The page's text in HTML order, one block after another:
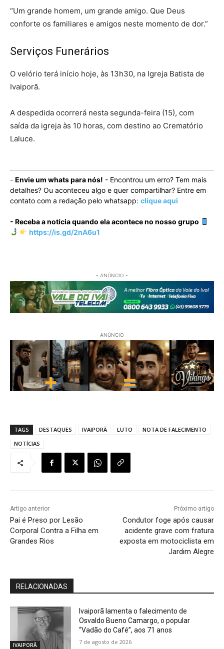
“Um grande homem, um grande amigo. Que Deus
conforte os familiares e amigos neste momento de dor.”
Serviços Funerários
O velório terá início hoje, às 13h30, na Igreja Batista de
Ivaiporã.
A despedida ocorrerá nesta segunda-feira (15), com
saída da igreja às 10 horas, com destino ao Crematório
Laluce.
- Envie um whats para nós! - Encontrou um erro? Tem mais
detalhes? Ou aconteceu algo e quer compartilhar? Entre em
contato com a redação pelo whatsapp: clique aqui
- Receba a notícia quando ela acontece no nosso grupo
https://is.gd/2nA6u1
- ANÚNCIO -
- ANÚNCIO -
TAGS DESTAQUES IVAIPORÃ LUTO
NOTA DE FALECIMENTO
NOTÍCIAS
Artigo anterior
Pai é Preso por Lesão
Corporal Contra a Filha em
Grandes Rios
Próximo artigo
Condutor foge após causar
acidente grave com fratura
exposta em motociclista em
Jardim Alegre
RELACIONADAS
IVAIPORÃ
Ivaiporã lamenta o falecimento de
Osvaldo Bueno Camargo, o popular
“Vadão do Café”, aos 71 anos
7 de agosto de 2026